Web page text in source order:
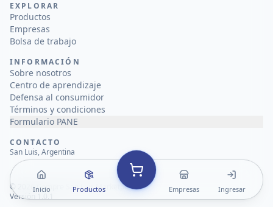
Inicio Productos Empresas Ingresar
EXPLORAR
Productos
Empresas
Bolsa de trabajo
INFORMACIÓN
Sobre nosotros
Centro de aprendizaje
Defensa al consumidor
Términos y condiciones
Formulario PANE
CONTACTO
San Luis, Argentina
© 2026Compre San Luis Marketplace
Versión 1.0.1